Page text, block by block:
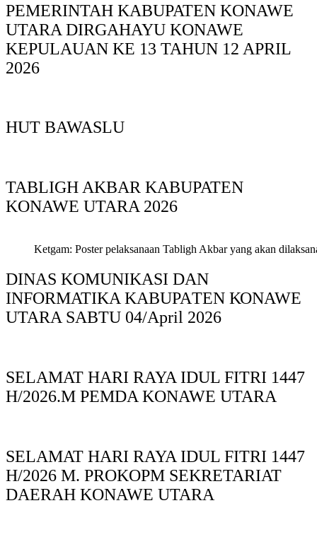
PEMERINTAH KABUPATEN KONAWE
UTARA DIRGAHAYU KONAWE
KEPULAUAN KE 13 TAHUN 12 APRIL
2026
HUT BAWASLU
TABLIGH AKBAR KABUPATEN
KONAWE UTARA 2026
Ketgam: Poster pelaksanaan Tabligh Akbar yang akan
DINAS KOMUNIKASI DAN
INFORMATIKA KABUPAΤΕΝ ΚΟNAWE
UTARA SABTU 04/April 2026
SELAMAT HARI RAYA IDUL FITRI 1447
H/2026.M PEMDA KONAWE UTARA
SELAMAT HARI RAYA IDUL FITRI 1447
H/2026 M. PROKOPM SEKRETARIAT
DAERAH KONAWE UTARA